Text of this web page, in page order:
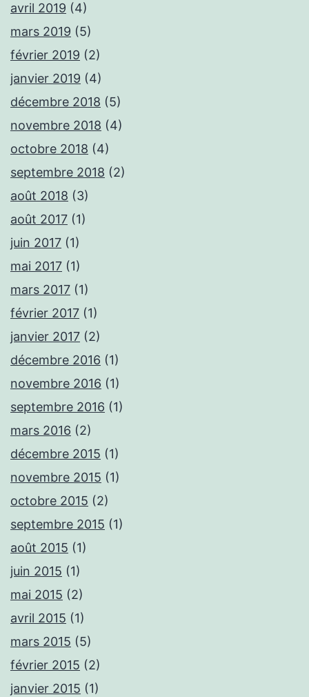
avril 2019 (4)
mars 2019 (5)
février 2019 (2)
janvier 2019 (4)
décembre 2018 (5)
novembre 2018 (4)
octobre 2018 (4)
septembre 2018 (2)
août 2018 (3)
août 2017 (1)
juin 2017 (1)
mai 2017 (1)
mars 2017 (1)
février 2017 (1)
janvier 2017 (2)
décembre 2016 (1)
novembre 2016 (1)
septembre 2016 (1)
mars 2016 (2)
décembre 2015 (1)
novembre 2015 (1)
octobre 2015 (2)
septembre 2015 (1)
août 2015 (1)
juin 2015 (1)
mai 2015 (2)
avril 2015 (1)
mars 2015 (5)
février 2015 (2)
janvier 2015 (1)